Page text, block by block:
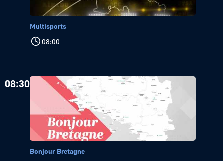
Multisports
08:00
08:30
Bonjour Bretagne